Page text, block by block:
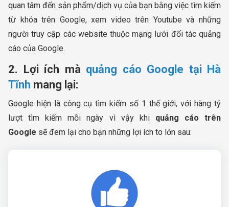
quan tâm đến sản phẩm/dịch vụ của bạn bằng việc tìm kiếm
từ khóa trên Google, xem video trên Youtube và những
người truy cập các website thuộc mạng lưới đối tác quảng
cáo của Google.
2. Lợi ích mà quảng cáo Google tại Hà
Tĩnh mang lại:
Google hiện là công cụ tìm kiếm số 1 thế giới, với hàng tỷ
lượt tìm kiếm mỗi ngày vì vậy khi quảng cáo trên
Google sẽ đem lại cho bạn những lợi ích to lớn sau: